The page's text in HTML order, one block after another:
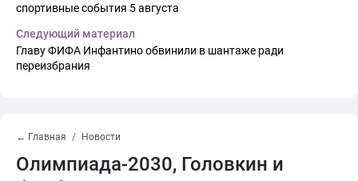
спортивные события 5 августа
Следующий материал
Главу ФИФА Инфантино обвинили в шантаже ради
переизбрания
← Главная Новости
Олимпиада-2030, Головкин и